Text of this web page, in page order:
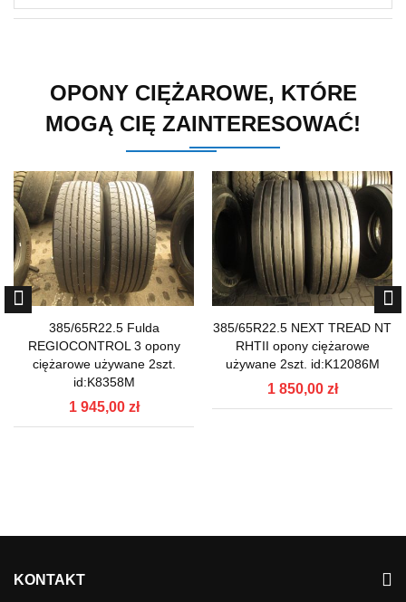
OPONY CIĘŻAROWE, KTÓRE
MOGĄ CIĘ ZAINTERESOWAĆ!
385/65R22.5 Fulda
REGIOCONTROL 3 opony
ciężarowe używane 2szt.
id:K8358M
1 945,00 zł
385/65R22.5 NEXT TREAD NT
RHTII opony ciężarowe
używane 2szt. id:K12086M
1 850,00 zł
KONTAKT